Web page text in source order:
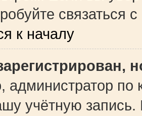
связаться
к началу
администратор по
учётную